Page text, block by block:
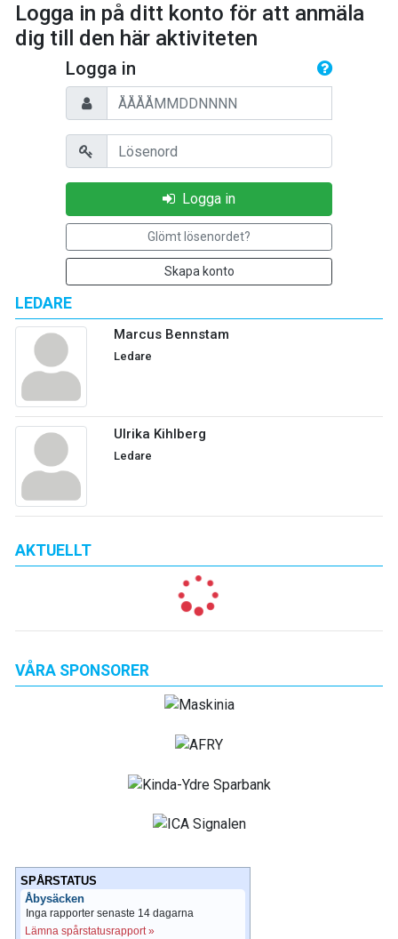
LEDARE
Marcus Bennstam
Ledare
Ulrika Kihlberg
Ledare
AKTUELLT
Logga in på ditt konto för att anmäla
dig till den här aktiviteten
Logga in
Personnummer
Lösenord
Logga in
Glömt lösenordet?
Skapa konto
VÅRA SPONSORER
SPÅRSTATUS
Åbysäcken
Inga rapporter senaste 14 dagarna
Lämna spårstatusrapport »